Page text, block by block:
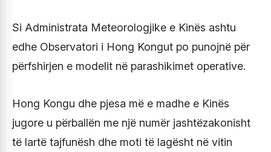
Si Administrata Meteorologjike e Kinës ashtu
edhe Observatori i Hong Kongut po punojnë për
përfshirjen e modelit në parashikimet operative.
Hong Kongu dhe pjesa më e madhe e Kinës
jugore u përballën me një numër jashtëzakonisht
të lartë tajfunësh dhe moti të lagësht në vitin